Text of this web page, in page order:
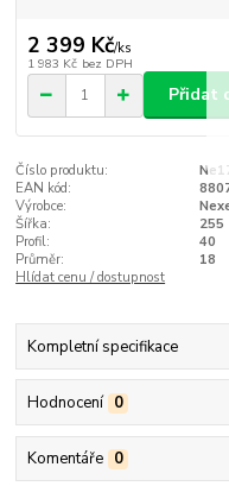
2 399 Kč/ks
1 983 Kč bez DPH
Přidat
Číslo produktu:
EAN kód:
Výrobce:
Šířka:
255
Profil:
40
Průměr:
18
Hlídat cenu / dostupnost
Kompletní specifikace
Hodnocení 0
Komentáře 0